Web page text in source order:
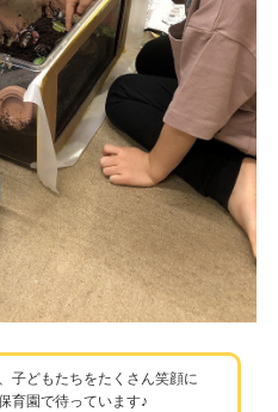
子どもたちをたくさん笑顔に
育園で待っています♪